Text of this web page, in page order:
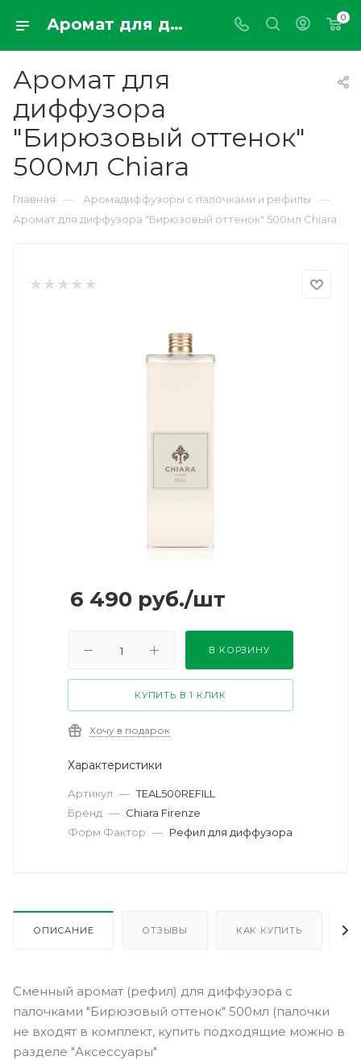
Аромат для диффузора "Бирюзовый оттенок" 500мл Chiara 0
Аромат для
диффузора
"Бирюзовый оттенок"
500мл Chiara
Главная — Аромадиффузоры с палочками и рефилы —
Аромат для диффузора "Бирюзовый оттенок" 500мл Chiara
6 490 руб./шт
В КОРЗИНУ
КУПИТЬ В 1 КЛИК
Хочу в подарок
Характеристики
Артикул — TEAL500REFILL
Бренд — Chiara Firenze
Форм Фактор — Рефил для диффузора
ОПИСАНИЕ ОТЗЫВЫ КАК КУПИТЬ
Сменный аромат (рефил) для диффузора с
палочками "Бирюзовый оттенок" 500мл (палочки
не входят в комплект, купить подходящие можно в
разделе "Аксессуары"